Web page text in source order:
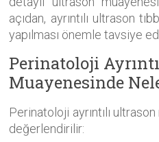
açıdan, ayrıntılı ultrason
yapılması önemle tavsiye
Perinatoloji
Muayenesinde
Perinatoloji ayrıntılı
değerlendirilir: